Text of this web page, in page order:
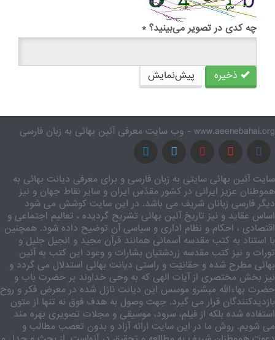
چه کدی در تصویر می‌بینید؟ *
ذخیره پیش‌نمایش
www.aeenebahai.org - وب سایت معرفی آئین بهائی به زبان فارسی
سایت آئین بهائی سایتی به زبان فارسی و برای معرفی دیانت بهائی به
هموطنان عزیز ایرانی در کشور مقدّس ایران و سایر نقاط جهان و نیز
دیگر فارسی زبانان شریف می باشد. در این سایت کوشش می شود
اساس عقاید و نیز تاریخ آئین بهائی تشریح گردیده ، تعالیم اجتماعی و
اقتصادی ، احکام و نظام اداری و سیاسی آن توضیح داده شود. همچنین
با استناد به کتب مقدسه آسمانی همانند قرآن مجید و انجیل جلیل و
تورات و نیز کتب مقدسه زردشتیان بشارات و وعود این کتب به آئین
بهائی مطرح شده و حقانیّت و راستی دیانت بهائی استدلال می گردد و
نیز بخش مختصری از آیات الهی که به وحی خداوند بر حضرت باب و
حضرت بهاءالله مبشرو موسس این دیانت نازل شده در معرض فکر و روح
بازدیدکنندگان قرار می گیرد. جهت وصول به هدف فوق نه تنها از متون
استفاده شده بلکه از فیلم، سرود، موسیقی و مجلات تصویری بهره مند
می شویم. روش ما در این سایت ارائه آزاد و بدون تعصب مطالب و